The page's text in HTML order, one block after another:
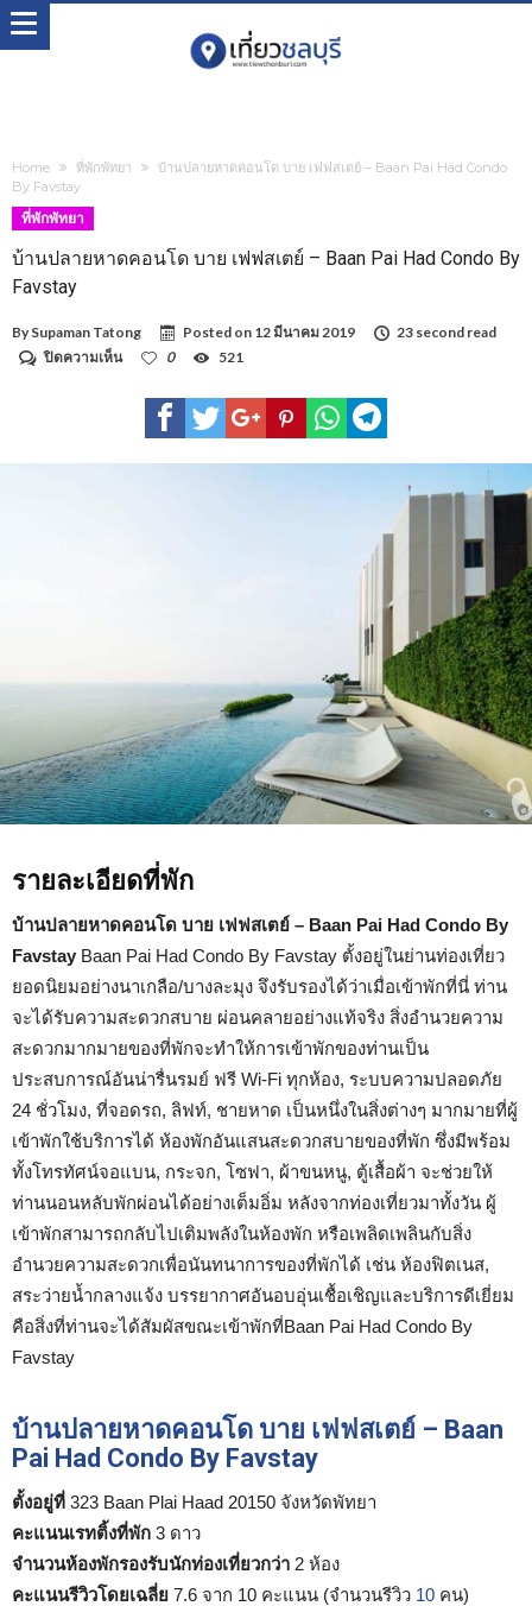
Home ที่พักพัทยา
บ้านปลายหาดคอนโด บาย เฟฟสเตย์ – Baan Pai Had Condo
By Favstay
ที่พักพัทยา
บ้านปลายหาดคอนโด บาย เฟฟสเตย์ – Baan Pai Had Condo By
Favstay
By Supaman Tatong Posted on 12 มีนาคม 2019
23 second read
ปิดความเห็นบน
ปลาย
0 521
รายละเอียดที่พัก
บ้านปลายหาดคอนโด บาย เฟฟสเตย์ – Baan Pai Had Condo By
Favstay Baan Pai Had Condo By Favstay ตั้งอยู่ในย่านท่องเที่ยว
ยอดนิยมอย่างนาเกลือ/บางละมุง จึงรับรองได้ว่าเมื่อเข้าพักที่นี่ ท่าน
จะได้รับความสะดวกสบาย ผ่อนคลายอย่างแท้จริง สิ่งอำนวยความ
สะดวกมากมายของที่พักจะทำให้การเข้าพักของท่านเป็น
ประสบการณ์อันน่ารื่นรมย์ ฟรี Wi-Fi ทุกห้อง, ระบบความปลอดภัย
24 ชั่วโมง, ที่จอดรถ, ลิฟท์, ชายหาด เป็นหนึ่งในสิ่งต่างๆ มากมายที่ผู้
เข้าพักใช้บริการได้ ห้องพักอันแสนสะดวกสบายของที่พัก ซึ่งมีพร้อม
ทั้งโทรทัศน์จอแบน, กระจก, โซฟา, ผ้าขนหนู, ตู้เสื้อผ้า จะช่วยให้
ท่านนอนหลับพักผ่อนได้อย่างเต็มอิ่ม หลังจากท่องเที่ยวมาทั้งวัน ผู้
เข้าพักสามารถกลับไปเติมพลังในห้องพัก หรือเพลิดเพลินกับสิ่ง
อำนวยความสะดวกเพื่อนันทนาการของที่พักได้ เช่น ห้องฟิตเนส,
สระว่ายน้ำกลางแจ้ง บรรยากาศอันอบอุ่นเชื้อเชิญและบริการดีเยี่ยม
คือสิ่งที่ท่านจะได้สัมผัสขณะเข้าพักที่Baan Pai Had Condo By
Favstay
บ้านปลายหาดคอนโด บาย เฟฟสเตย์ – Baan
Pai Had Condo By Favstay
ตั้งอยู่ที่ 323 Baan Plai Haad 20150 จังหวัดพัทยา
คะแนนเรทติ้งที่พัก 3 ดาว
จำนวนห้องพักรองรับนักท่องเที่ยวกว่า 2 ห้อง
คะแนนรีวิวโดยเฉลี่ย 7.6 จาก 10 คะแนน (จำนวนรีวิว 10 คน)